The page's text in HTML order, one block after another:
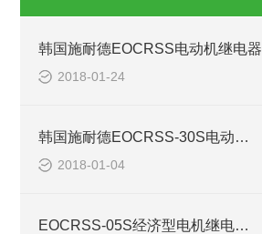
韩国施耐德EOCRSS电动机继电器
2018-01-24
韩国施耐德EOCRSS-30S电动机保护器
2018-01-04
EOCRSS-05S经济型电机继电器调试